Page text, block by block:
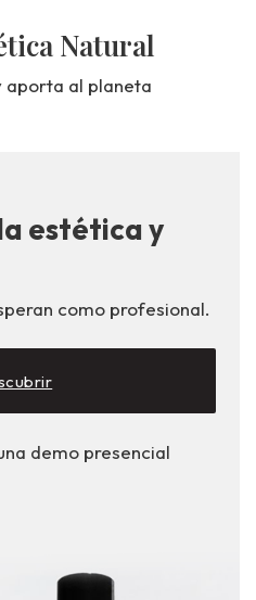
Natural
aporta al planeta
estética y
como profesional.
demo presencial